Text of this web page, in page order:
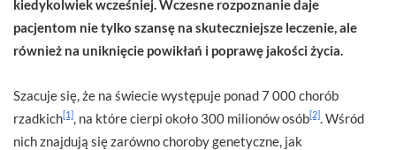
kiedykolwiek wcześniej. Wczesne rozpoznanie daje
pacjentom nie tylko szansę na skuteczniejsze leczenie, ale
również na uniknięcie powikłań i poprawę jakości życia.
Szacuje się, że na świecie występuje ponad 7 000 chorób
rzadkich[1] , na które cierpi około 300 milionów osób[2] . Wśród
nich znajdują się zarówno choroby genetyczne, jak